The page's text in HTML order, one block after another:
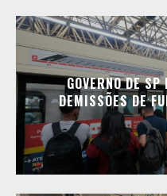
GOVERNO DE
DEMISSÕES DE